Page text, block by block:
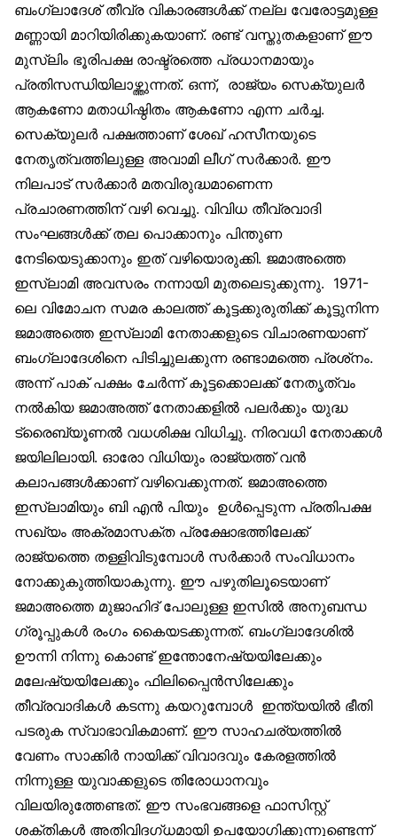
ബംഗ്ലാദേശ് തീവ്ര വികാരങ്ങള്‍ക്ക് നല്ല വേരോട്ടമുള്ള
മണ്ണായി മാറിയിരിക്കുകയാണ്. രണ്ട് വസ്തുതകളാണ് ഈ
മുസ്‌ലിം ഭൂരിപക്ഷ രാഷ്ട്രത്തെ പ്രധാനമായും
പ്രതിസന്ധിയിലാഴ്ത്തുന്നത്. ഒന്ന്, രാജ്യം സെക്യുലര്‍
ആകണോ മതാധിഷ്ഠിതം ആകണോ എന്ന ചര്‍ച്ച.
സെക്യുലര്‍ പക്ഷത്താണ് ശേഖ് ഹസീനയുടെ
നേതൃത്വത്തിലുള്ള അവാമി ലീഗ് സര്‍ക്കാര്‍. ഈ
നിലപാട് സര്‍ക്കാര്‍ മതവിരുദ്ധമാണെന്ന
പ്രചാരണത്തിന് വഴി വെച്ചു. വിവിധ തീവ്രവാദി
സംഘങ്ങള്‍ക്ക് തല പൊക്കാനും പിന്തുണ
നേടിയെടുക്കാനും ഇത് വഴിയൊരുക്കി. ജമാഅത്തെ
ഇസ്‌ലാമി അവസരം നന്നായി മുതലെടുക്കുന്നു. 1971-
ലെ വിമോചന സമര കാലത്ത് കൂട്ടക്കുരുതിക്ക് കൂട്ടുനിന്ന
ജമാഅത്തെ ഇസ്‌ലാമി നേതാക്കളുടെ വിചാരണയാണ്
ബംഗ്ലാദേശിനെ പിടിച്ചുലക്കുന്ന രണ്ടാമത്തെ പ്രശ്‌നം.
അന്ന് പാക് പക്ഷം ചേര്‍ന്ന് കൂട്ടക്കൊലക്ക് നേതൃത്വം
നല്‍കിയ ജമാഅത്ത് നേതാക്കളില്‍ പലര്‍ക്കും യുദ്ധ
ട്രൈബ്യൂണല്‍ വധശിക്ഷ വിധിച്ചു. നിരവധി നേതാക്കള്‍
ജയിലിലായി. ഓരോ വിധിയും രാജ്യത്ത് വന്‍
കലാപങ്ങള്‍ക്കാണ് വഴിവെക്കുന്നത്. ജമാഅത്തെ
ഇസ്‌ലാമിയും ബി എന്‍ പിയും ഉള്‍പ്പെടുന്ന പ്രതിപക്ഷ
സഖ്യം അക്രമാസക്ത പ്രക്ഷോഭത്തിലേക്ക്
രാജ്യത്തെ തള്ളിവിടുമ്പോള്‍ സര്‍ക്കാര്‍ സംവിധാനം
നോക്കുകുത്തിയാകുന്നു. ഈ പഴുതിലൂടെയാണ്
ജമാഅത്തെ മുജാഹിദ് പോലുള്ള ഇസില്‍ അനുബന്ധ
ഗ്രൂപ്പുകള്‍ രംഗം കൈയടക്കുന്നത്. ബംഗ്ലാദേശില്‍
ഊന്നി നിന്നു കൊണ്ട് ഇന്തോനേഷ്യയിലേക്കും
മലേഷ്യയിലേക്കും ഫിലിപ്പൈന്‍സിലേക്കും
തീവ്രവാദികള്‍ കടന്നു കയറുമ്പോള്‍ ഇന്ത്യയില്‍ ഭീതി
പടരുക സ്വാഭാവികമാണ്. ഈ സാഹചര്യത്തില്‍
വേണം സാക്കിര്‍ നായിക്ക് വിവാദവും കേരളത്തില്‍
നിന്നുള്ള യുവാക്കളുടെ തിരോധാനവും
വിലയിരുത്തേണ്ടത്. ഈ സംഭവങ്ങളെ ഫാസിസ്റ്റ്
ശക്തികള്‍ അതിവിദഗ്ധമായി ഉപയോഗിക്കുന്നുണ്ടെന്ന്